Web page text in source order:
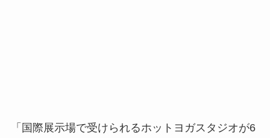
「国際展示場で受けられるホットヨガスタジオが6